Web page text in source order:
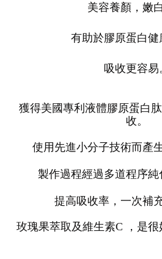
美容養顏，嫩
有助於膠原蛋白健
吸收更容易
獲得美國專利液體膠原蛋白
收。
使用先進小分子技術而產
製作過程經過多道程序純
提高吸收率， 一次補
玫瑰果萃取及維生素C ， 是很